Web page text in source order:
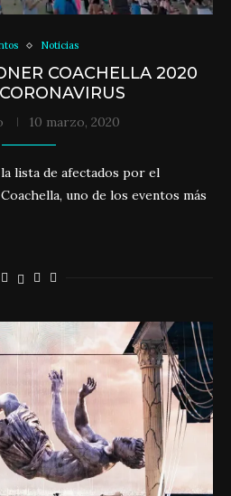
Noticias
COACHELLA 2020
10 marzo, 2020
lista de afectados por el
uno de los eventos más